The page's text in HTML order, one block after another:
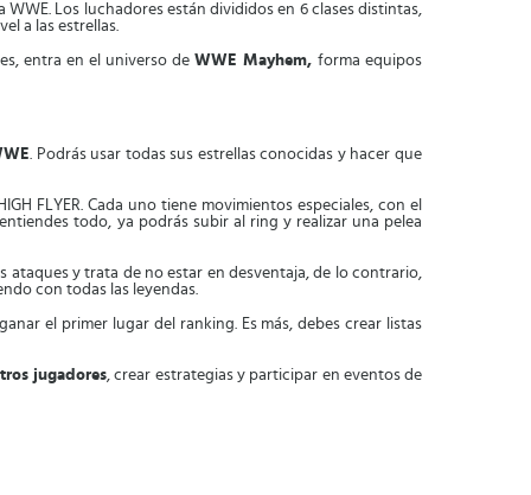
WWE. Los luchadores están divididos en 6 clases distintas,
a las estrellas.
entra en el universo de WWE Mayhem, forma equipos
. Podrás usar todas sus estrellas conocidas y hacer que
FLYER. Cada uno tiene movimientos especiales, con el
todo, ya podrás subir al ring y realizar una pelea
ataques y trata de no estar en desventaja, de lo contrario,
con todas las leyendas.
el primer lugar del ranking. Es más, debes crear listas
jugadores, crear estrategias y participar en eventos de